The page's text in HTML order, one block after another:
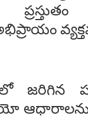
జరిగిన